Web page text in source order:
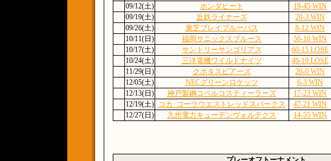
09/12(土)
ホンダヒート 19-45 WIN
09/19(土)
近鉄ライナーズ 20-3 WIN
09/26(土)
東芝ブレイブルーパス 8-12 WIN
10/11(日)
福岡サニックスブルース 56-10 WIN
10/17(土)
サントリーサンゴリアス 60-15 LOSE
10/24(土)
三洋電機ワイルドナイツ 46-19 LOSE
11/29(日)
クボタスピアーズ 26-0 WIN
12/05(土)
NECグリーンロケッツ 6-3 WIN
12/13(日)
神戸製鋼コベルコスティーラーズ 17-23 WIN
12/19(土)
コカ･コーラウエストレッドスパークス 47-21 WIN
12/27(日)
九州電力キューデンヴォルテクス 14-55 WIN